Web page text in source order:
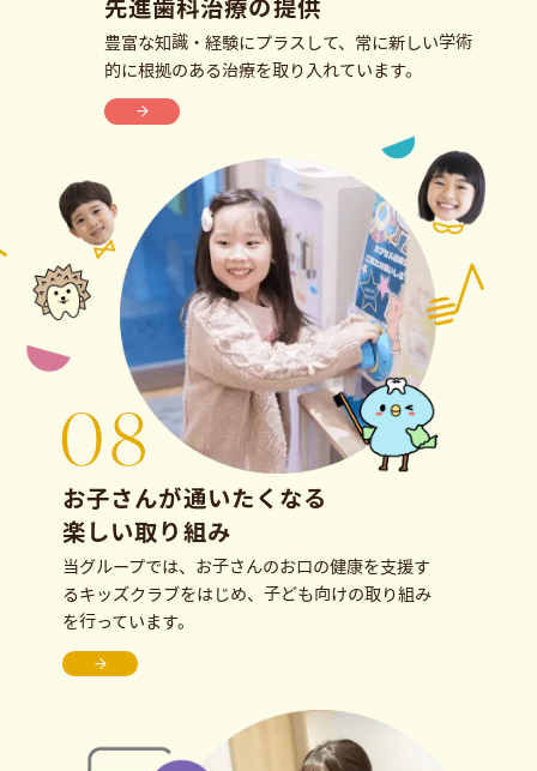
先進歯科治療の提供
豊富な知識・経験にプラスして、常に新しい学術
的に根拠のある治療を取り入れています。
お子さんが通いたくなる
楽しい取り組み
当グループでは、お子さんのお口の健康を支援す
るキッズクラブをはじめ、子ども向けの取り組み
を行っています。